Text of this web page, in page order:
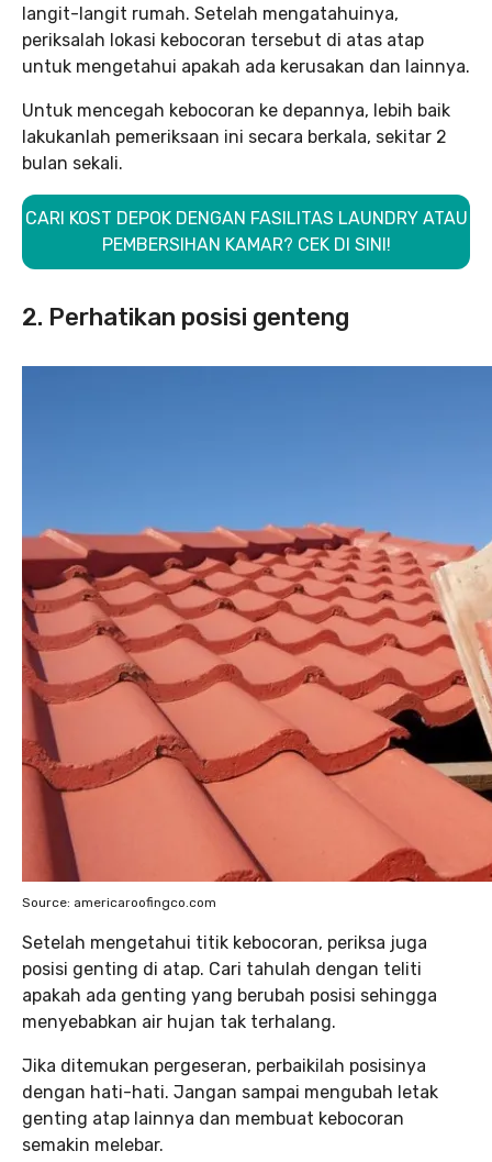
langit-langit rumah. Setelah mengatahuinya,
periksalah lokasi kebocoran tersebut di atas atap
untuk mengetahui apakah ada kerusakan dan lainnya.
Untuk mencegah kebocoran ke depannya, lebih baik
lakukanlah pemeriksaan ini secara berkala, sekitar 2
bulan sekali.
CARI KOST DEPOK DENGAN FASILITAS LAUNDRY ATAU
PEMBERSIHAN KAMAR? CEK DI SINI!
2. Perhatikan posisi genteng
Source: americaroofingco.com
Setelah mengetahui titik kebocoran, periksa juga
posisi genting di atap. Cari tahulah dengan teliti
apakah ada genting yang berubah posisi sehingga
menyebabkan air hujan tak terhalang.
Jika ditemukan pergeseran, perbaikilah posisinya
dengan hati-hati. Jangan sampai mengubah letak
genting atap lainnya dan membuat kebocoran
semakin melebar.